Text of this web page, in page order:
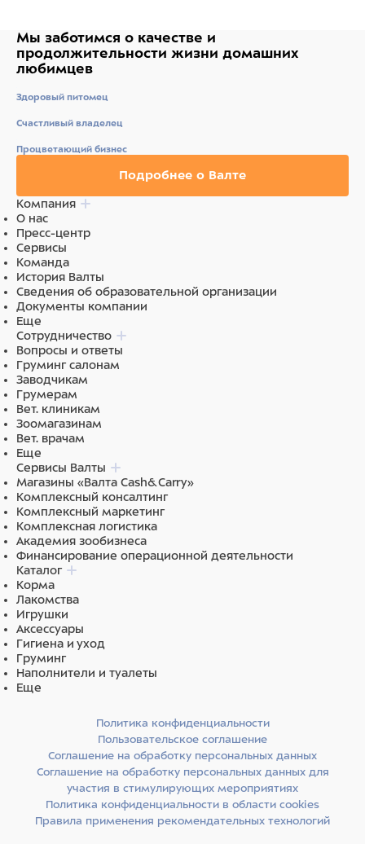
использовать как переноску. Внутри предусмотрен
ремень безопасности для питомца.
Технические характеристики:
Максимальная нагрузка: до 20 кг (10 кг на каждую
люльку).
Габариты коляски в собранном виде:
— Высота (от колес до ручки в максимальном
положении): 100 см.
Габариты коляски в разобранном виде:
— Длина: 60 см.
— Ширина: 38 см.
— Высота (от пола до верхней точки): 26 см.
Размеры люльки и матраса:
— Люлька: длина 53 см; ширина 30 см; высота 49 см.
— Матрас: длина 53 см; ширина 30 см; высота 2 см.
Размер дополнительной люльки:
— Длина: 54 см.
— Ширина: 31 см.
— Высота: 37 см.
Состав
ЭВА, алюминий, полиэстер
Мы заботимся о качестве и
продолжительности жизни домашних
любимцев
Здоровый питомец
Счастливый владелец
Процветающий бизнес
Подробнее о Валте
Компания
О нас
Пресс-центр
Сервисы
Команда
История Валты
Сведения об образовательной организации
Документы компании
Еще
Сотрудничество
Вопросы и ответы
Груминг салонам
Заводчикам
Грумерам
Вет. клиникам
Зоомагазинам
Вет. врачам
Еще
Сервисы Валты
Магазины «Валта Cash&Carry»
Комплексный консалтинг
Комплексный маркетинг
Комплексная логистика
Академия зообизнеса
Финансирование операционной деятельности
Каталог
Корма
Лакомства
Игрушки
Аксессуары
Гигиена и уход
Груминг
Наполнители и туалеты
Еще
Политика конфиденциальности
Пользовательское соглашение
Соглашение на обработку персональных данных
Соглашение на обработку персональных данных для
участия в стимулирующих мероприятиях
Политика конфиденциальности в области cookies
Правила применения рекомендательных технологий